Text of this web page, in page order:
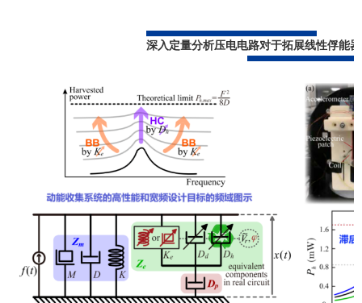
深入定量分析压电电路对于拓展线性俘能